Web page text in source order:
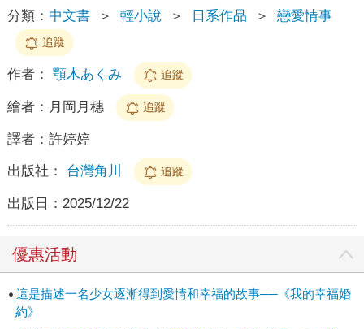
分類： 中文書 ＞ 輕小說 ＞ 日系作品 ＞ 戀愛情事
追蹤
作者： 顎木あくみ 追蹤
繪者： 月岡月穗 追蹤
譯者： 許婷婷
出版社： 台灣角川 追蹤
出版日： 2025/12/22
優惠活動
這是描述一名少女逐漸得到愛情和幸福的故事──《我的幸福婚
約》